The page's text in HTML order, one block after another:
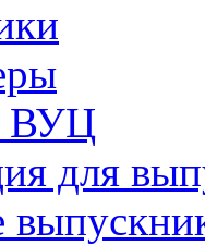
ВУЦ
для